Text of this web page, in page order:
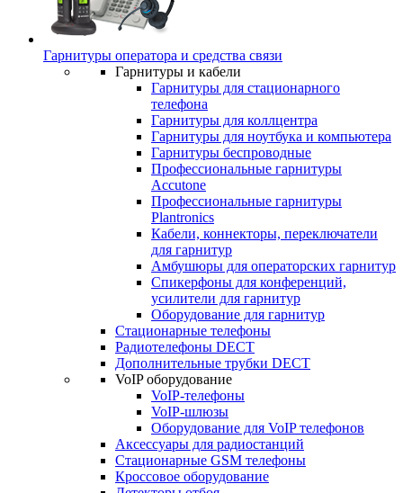
Гарнитуры оператора и средства связи
Гарнитуры и кабели
Гарнитуры для стационарного
телефона
Гарнитуры для коллцентра
Гарнитуры для ноутбука и компьютера
Гарнитуры беспроводные
Профессиональные гарнитуры
Accutone
Профессиональные гарнитуры
Plantronics
Кабели, коннекторы, переключатели
для гарнитур
Амбушюры для операторских гарнитур
Cпикерфоны для конференций,
усилители для гарнитур
Оборудование для гарнитур
Стационарные телефоны
Радиотелефоны DECT
Дополнительные трубки DECT
VoIP оборудование
VoIP-телефоны
VoIP-шлюзы
Оборудование для VoIP телефонов
Аксессуары для радиостанций
Стационарные GSM телефоны
Кроссовое оборудование